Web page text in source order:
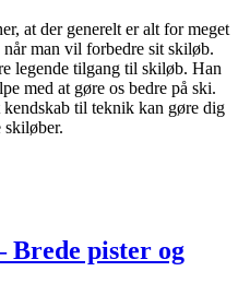
at der generelt er alt for meget
man vil forbedre sit skiløb.
legende tilgang til skiløb. Han
med at gøre os bedre på ski.
til teknik kan gøre dig
skiløber.
pister og